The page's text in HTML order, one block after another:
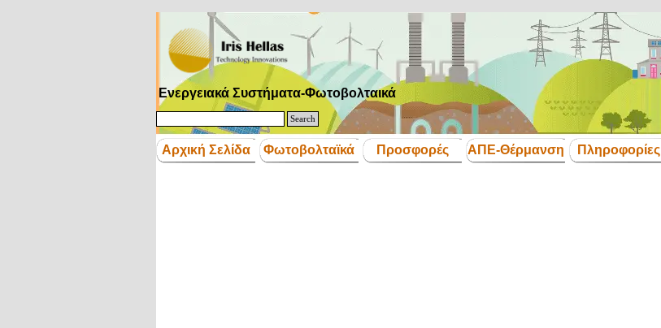
Ενεργειακά Συστήματα-Φωτοβολταικά
Search
Παράλειψη μενού
Αρχική Σελίδα Φωτοβολταϊκά ▼
Προσφορές ▼
ΑΠΕ-Θέρμανση ▼
Πληροφορίες